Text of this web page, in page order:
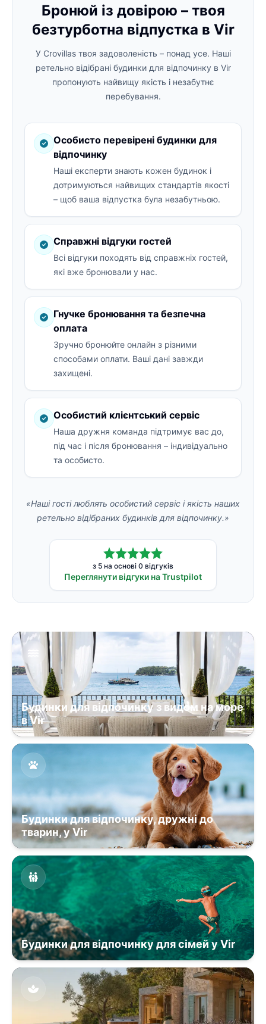
Бронюй із довірою – твоя
безтурботна відпустка в Vir
У Crovillas твоя задоволеність – понад усе. Наші
ретельно відібрані будинки для відпочинку в Vir
пропонують найвищу якість і незабутнє
перебування.
Особисто перевірені будинки для
відпочинку
Наші експерти знають кожен будинок і
дотримуються найвищих стандартів якості
– щоб ваша відпустка була незабутньою.
Справжні відгуки гостей
Всі відгуки походять від справжніх гостей,
які вже бронювали у нас.
Гнучке бронювання та безпечна
оплата
Зручно бронюйте онлайн з різними
способами оплати. Ваші дані завжди
захищені.
Особистий клієнтський сервіс
Наша дружня команда підтримує вас до,
під час і після бронювання – індивідуально
та особисто.
«Наші гості люблять особистий сервіс і якість наших
ретельно відібраних будинків для відпочинку.»
з 5 на основі 0 відгуків
Переглянути відгуки на Trustpilot
Будинки для відпочинку з видом на море
в Vir
Будинки для відпочинку, дружні до
тварин, у Vir
Будинки для відпочинку для сімей у Vir